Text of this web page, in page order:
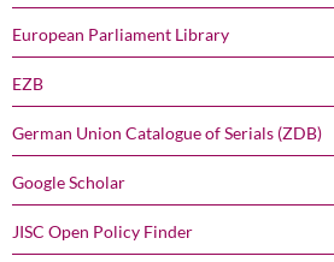
European Parliament Library
EZB
German Union Catalogue of Serials (ZDB)
Google Scholar
JISC Open Policy Finder